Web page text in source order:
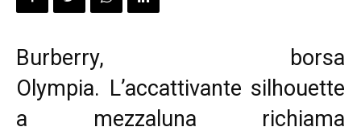
Burberry, borsa
Olympia. L’accattivante silhouette
a mezzaluna richiama